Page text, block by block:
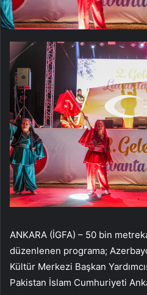
ANKARA (İGFA) – 50 bin
düzenlenen programa;
Kültür Merkezi Başkan
Pakistan İslam Cumhuriyeti